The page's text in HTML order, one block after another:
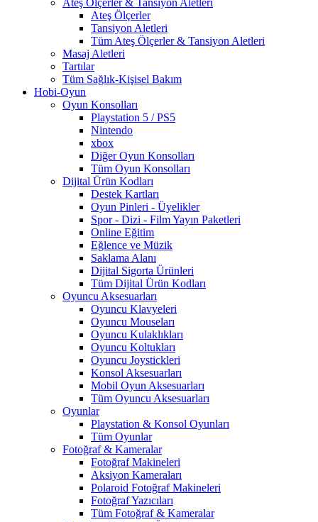
Ateş Ölçerler & Tansiyon Aletleri
Ateş Ölçerler
Tansiyon Aletleri
Tüm Ateş Ölçerler & Tansiyon Aletleri
Masaj Aletleri
Tartılar
Tüm Sağlık-Kişisel Bakım
Hobi-Oyun
Oyun Konsolları
Playstation 5 / PS5
Nintendo
xbox
Diğer Oyun Konsolları
Tüm Oyun Konsolları
Dijital Ürün Kodları
Destek Kartları
Oyun Pinleri - Üyelikler
Spor - Dizi - Film Yayın Paketleri
Online Eğitim
Eğlence ve Müzik
Saklama Alanı
Dijital Sigorta Ürünleri
Tüm Dijital Ürün Kodları
Oyuncu Aksesuarları
Oyuncu Klavyeleri
Oyuncu Mouseları
Oyuncu Kulaklıkları
Oyuncu Koltukları
Oyuncu Joystickleri
Konsol Aksesuarları
Mobil Oyun Aksesuarları
Tüm Oyuncu Aksesuarları
Oyunlar
Playstation & Konsol Oyunları
Tüm Oyunlar
Fotoğraf & Kameralar
Fotoğraf Makineleri
Aksiyon Kameraları
Polaroid Fotoğraf Makineleri
Fotoğraf Yazıcıları
Tüm Fotoğraf & Kameralar